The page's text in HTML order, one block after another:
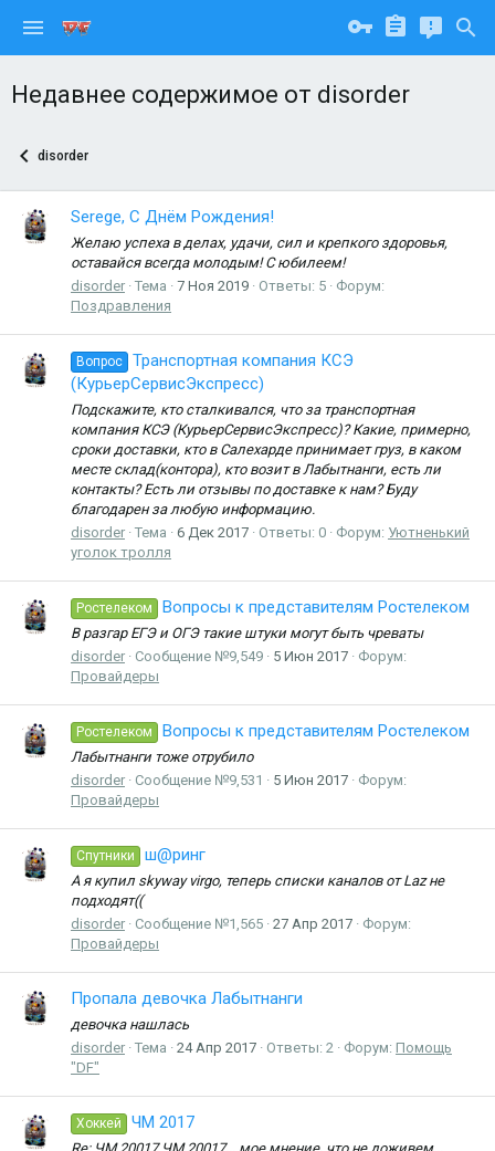
Недавнее содержимое от disorder
disorder
Serege, С Днём Рождения!
Желаю успеха в делах, удачи, сил и крепкого здоровья,
оставайся всегда молодым! С юбилеем!
disorder Тема 7 Ноя 2019 Ответы: 5
Форум:
Поздравления
Вопрос
Транспортная компания КСЭ
(КурьерСервисЭкспресс)
Подскажите, кто сталкивался, что за транспортная
компания КСЭ (КурьерСервисЭкспресс)? Какие, примерно,
сроки доставки, кто в Салехарде принимает груз, в каком
месте склад(контора), кто возит в Лабытнанги, есть ли
контакты? Есть ли отзывы по доставке к нам? Буду
благодарен за любую информацию.
disorder Тема 6 Дек 2017 Ответы: 0 Форум: Уютненький
уголок тролля
Ростелеком Вопросы к представителям Ростелеком
В разгар ЕГЭ и ОГЭ такие штуки могут быть чреваты
disorder
Сообщение №9,549 5 Июн 2017
Форум:
Провайдеры
Ростелеком Вопросы к представителям Ростелеком
Лабытнанги тоже отрубило
disorder
Сообщение №9,531 5 Июн 2017
Форум:
Провайдеры
Спутники ш@ринг
А я купил skyway virgo, теперь списки каналов от Laz не
подходят((
disorder
Сообщение №1,565 27 Апр 2017
Форум:
Провайдеры
Пропала девочка Лабытнанги
девочка нашлась
disorder Тема 24 Апр 2017 Ответы: 2 Форум: Помощь
"DF"
Хоккей ЧМ 2017